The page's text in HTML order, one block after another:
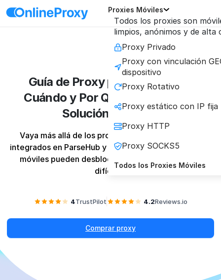
Proxies Móviles
Todos los proxies son
limpios, anónimos y de alta
Proxy Privado
Proxy con vinculación
dispositivo
Proxy Rotativo
Proxy estático con IP fija
Proxy HTTP
Proxy SOCKS5
Todos los Proxies Móviles
Guía de Proxy para ParseHub:
Cuándo y Por Qué Necesita una
Solución Superior
Vaya más allá de los proxies de centro de datos
integrados en ParseHub y descubra cómo los proxies
móviles pueden desbloquear los sitios web más
difíciles.
4TrustPilot 4.2Reviews.io
Comprar proxy